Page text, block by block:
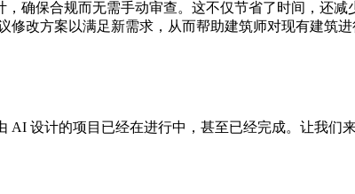
确保合规而无需手动审查。这不仅节省了时间，还减
修改方案以满足新需求，从而帮助建筑师对现有建筑
设计的项目已经在进行中，甚至已经完成。让我们